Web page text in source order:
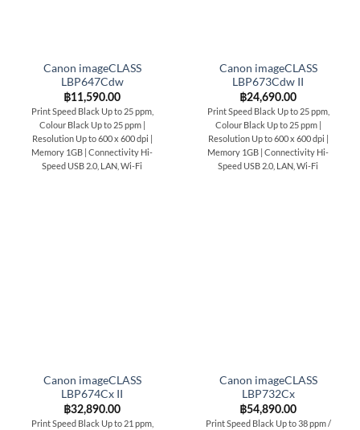
Canon imageCLASS
LBP647Cdw
฿11,590.00
Print Speed Black Up to 25 ppm,
Colour Black Up to 25 ppm |
Resolution Up to 600 x 600 dpi |
Memory 1GB | Connectivity Hi-
Speed USB 2.0, LAN, Wi-Fi
Canon imageCLASS
LBP673Cdw II
฿24,690.00
Print Speed Black Up to 25 ppm,
Colour Black Up to 25 ppm |
Resolution Up to 600 x 600 dpi |
Memory 1GB | Connectivity Hi-
Speed USB 2.0, LAN, Wi-Fi
Canon imageCLASS
LBP674Cx II
฿32,890.00
Print Speed Black Up to 21 ppm,
Canon imageCLASS
LBP732Cx
฿54,890.00
Print Speed Black Up to 38 ppm /